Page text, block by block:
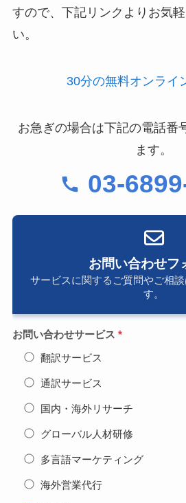
すので、下記リンクよりお気
い。
30分の無料オンライ
お急ぎの場合は下記の電話番
ます。
03-
お問い合わせフ
サービスに関するご質問やご相
す。
お問い合わせサービス *
翻訳サービス
通訳サービス
国内・海外リサーチ
グローバル人材研修
多言語マーケティング
海外営業代行